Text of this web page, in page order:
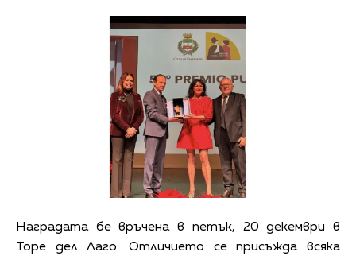
Наградата бе връчена в петък, 20 декември в
Торе дел Лаго. Отличието се присъжда всяка